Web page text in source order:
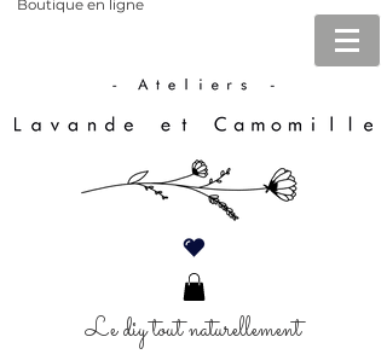
Boutique en ligne
Le diy tout naturellement